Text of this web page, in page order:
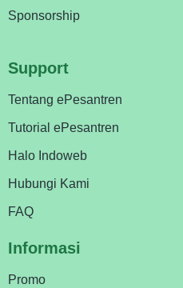
Sponsorship
Support
Tentang ePesantren
Tutorial ePesantren
Halo Indoweb
Hubungi Kami
FAQ
Informasi
Promo